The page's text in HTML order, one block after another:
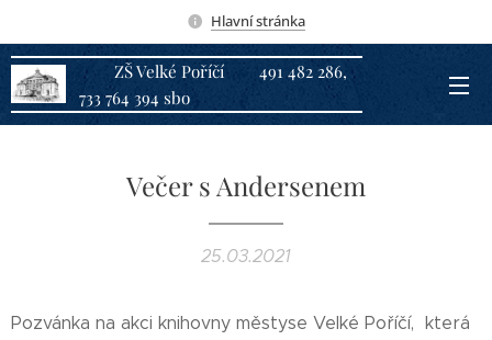
Hlavní stránka
ZŠ Velké Poříčí 491 482 286,
733 764 394 sbo
Večer s Andersenem
25.03.2021
Pozvánka na akci knihovny městyse Velké Poříčí, která